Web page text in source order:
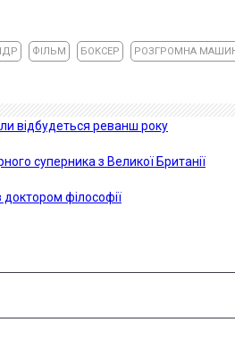
ФІЛЬМ БОКСЕР РОЗГРОМНА
відбудеться реванш року
суперника з Великої Британії
філософії